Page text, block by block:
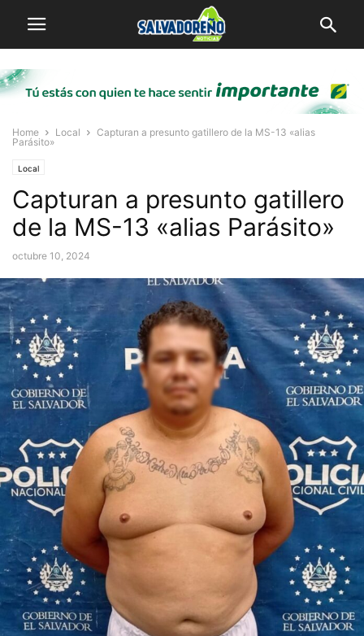
Home Local
Capturan a presunto gatillero de la MS-13 «alias
Parásito»
Local
Capturan a presunto gatillero
de la MS-13 «alias Parásito»
octubre 10, 2024